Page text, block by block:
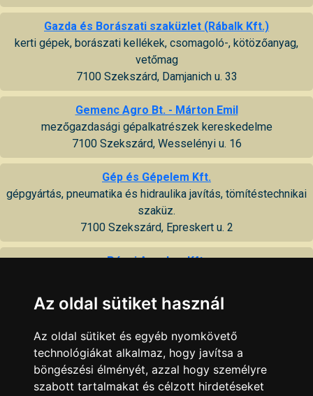
Gazda és Borászati szaküzlet (Rábalk Kft.)
kerti gépek, borászati kellékek, csomagoló-, kötözőanyag,
vetőmag
7100 Szekszárd, Damjanich u. 33
Gemenc Agro Bt. - Márton Emil
mezőgazdasági gépalkatrészek kereskedelme
7100 Szekszárd, Wesselényi u. 16
Gép és Gépelem Kft.
gépgyártás, pneumatika és hidraulika javítás, tömítéstechnikai
szaküz.
7100 Szekszárd, Epreskert u. 2
Pécsi Agroker Kft.
gépalkatrész
7100 Szekszárd, Augusz Imre u. 9
Targóvill Kft.
targoncák javítása, bérbeadása, bértargoncázás,
alkatrészforgalmazás
Az oldal sütiket használ
Az oldal sütiket és egyéb nyomkövető
technológiákat alkalmaz, hogy javítsa a
böngészési élményét, azzal hogy személyre
szabott tartalmakat és célzott hirdetéseket